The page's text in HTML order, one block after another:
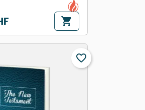
shopping_cart
favorite_border